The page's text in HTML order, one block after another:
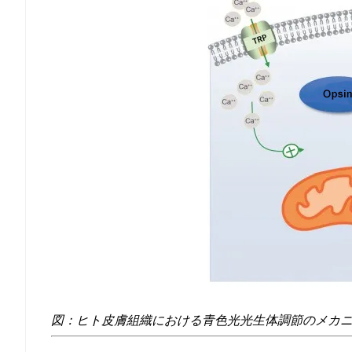
図：ヒト皮膚組織における青色光光生体調節のメカ